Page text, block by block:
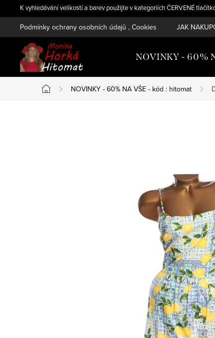
na
K vyhledávání velikostí a barev použijte v kategoriích ČERVENÉ
Podmínky ochrany osobních údajů , Cookies JAK
NOVINKY - 60%
Domů
NOVINKY - 60% NA VŠE - kód : hitomat